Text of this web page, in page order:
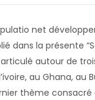
net
dans la présente
autour de
au Ghana, au
thème